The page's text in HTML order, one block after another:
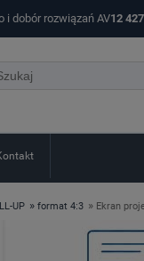
i dobór rozwiązań AV12
UP » format 4:3 » Ekran